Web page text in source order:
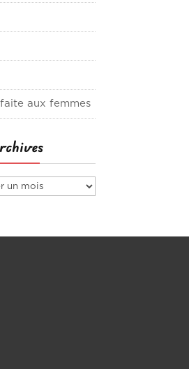
aux femmes